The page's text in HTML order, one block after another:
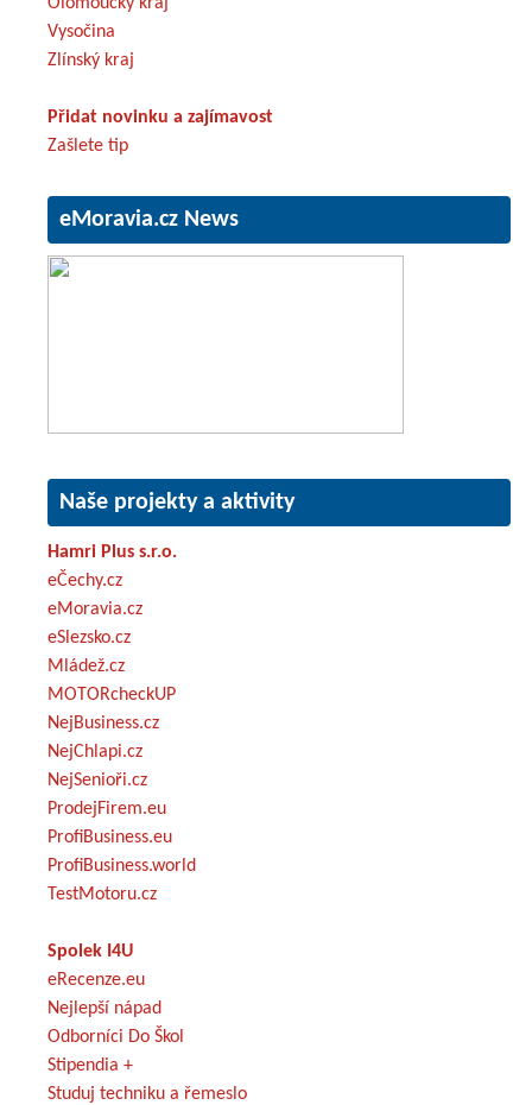
Vysočina
Zlínský kraj
Přidat novinku a zajímavost
Zašlete tip
eMoravia.cz News
Naše projekty a aktivity
Hamri Plus s.r.o.
eČechy.cz
eMoravia.cz
eSlezsko.cz
Mládež.cz
MOTORcheckUP
NejBusiness.cz
NejChlapi.cz
NejSenioři.cz
ProdejFirem.eu
ProfiBusiness.eu
ProfiBusiness.world
TestMotoru.cz
Spolek I4U
eRecenze.eu
Nejlepší nápad
Odborníci Do Škol
Stipendia +
Studuj techniku a řemeslo